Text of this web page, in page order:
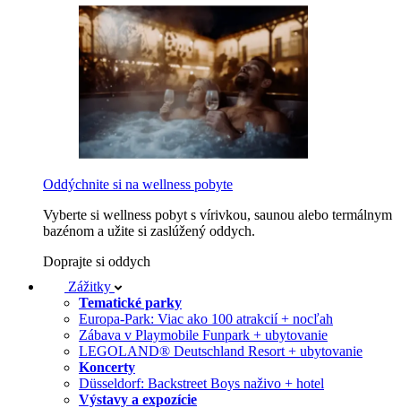
Oddýchnite si na wellness pobyte
Vyberte si wellness pobyt s vírivkou, saunou alebo termálnym
bazénom a užite si zaslúžený oddych.
Doprajte si oddych
Zážitky
Tematické parky
Europa-Park: Viac ako 100 atrakcií + nocľah
Zábava v Playmobile Funpark + ubytovanie
LEGOLAND® Deutschland Resort + ubytovanie
Koncerty
Düsseldorf: Backstreet Boys naživo + hotel
Výstavy a expozície